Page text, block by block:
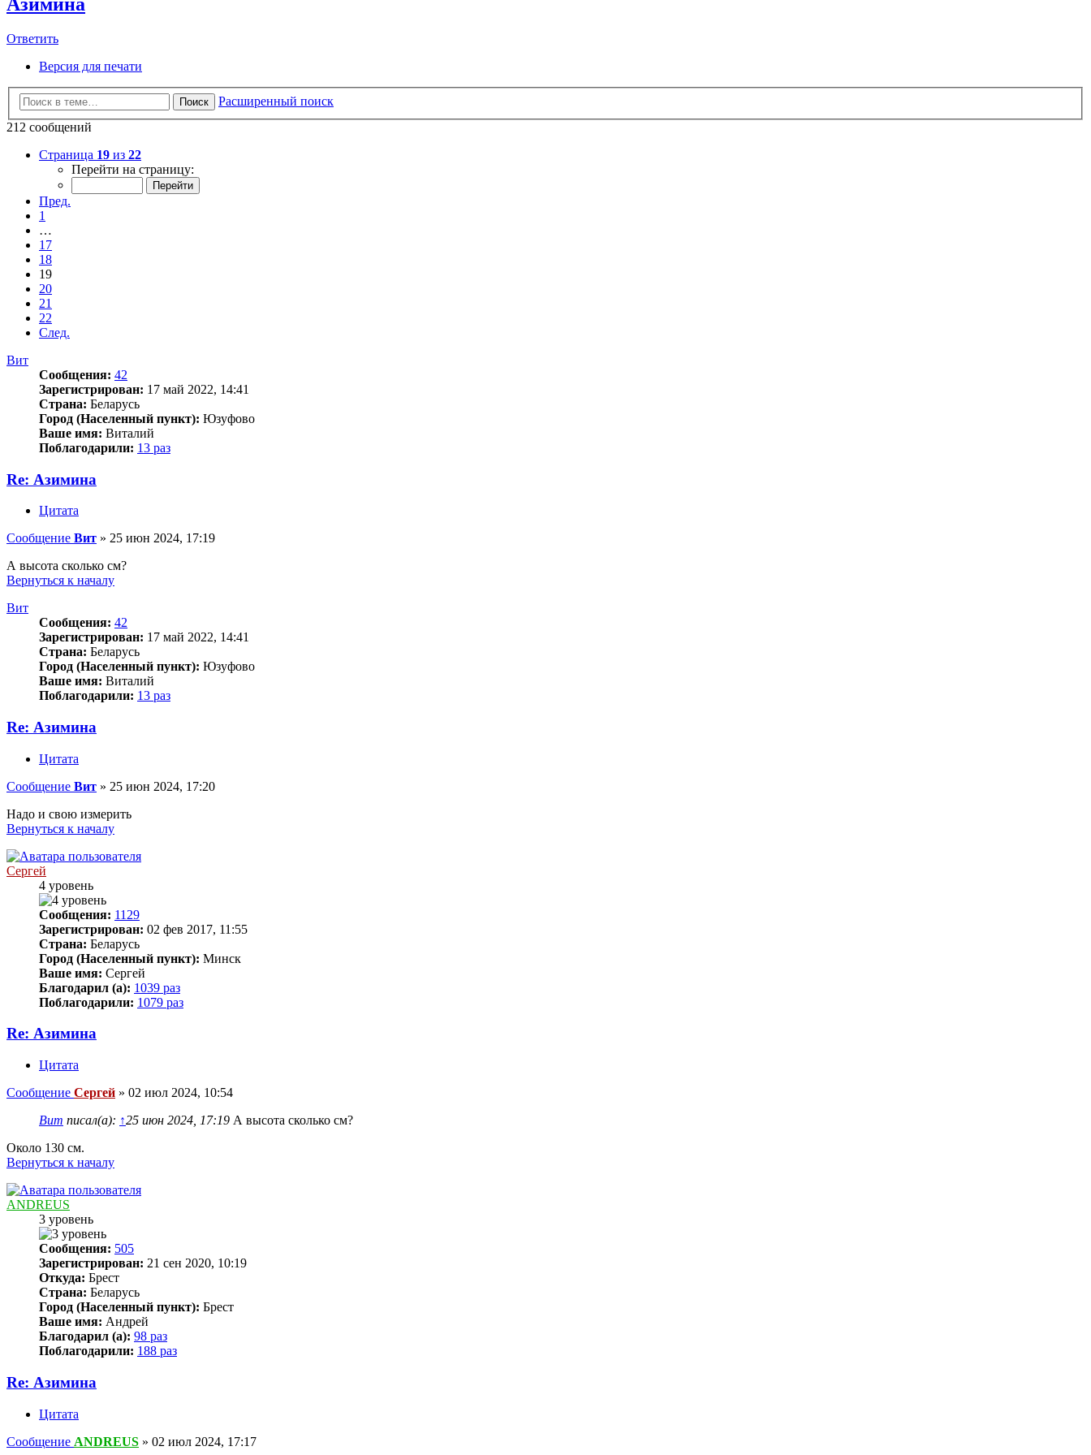
Азимина
Ответить
Версия для печати
Поиск
Расширенный поиск
212 сообщений
Страница 19 из 22
Перейти на страницу:
Пред.
1
…
17
18
19
20
21
22
След.
Вит
Сообщения: 42
Зарегистрирован: 17 май 2022, 14:41
Страна: Беларусь
Город (Населенный пункт): Юзуфово
Ваше имя: Виталий
Поблагодарили: 13 раз
Re: Азимина
Цитата
Сообщение Вит » 25 июн 2024, 17:19
А высота сколько см?
Вернуться к началу
Вит
Сообщения: 42
Зарегистрирован: 17 май 2022, 14:41
Страна: Беларусь
Город (Населенный пункт): Юзуфово
Ваше имя: Виталий
Поблагодарили: 13 раз
Re: Азимина
Цитата
Сообщение Вит » 25 июн 2024, 17:20
Надо и свою измерить
Вернуться к началу
Сергей
4 уровень
Сообщения: 1129
Зарегистрирован: 02 фев 2017, 11:55
Страна: Беларусь
Город (Населенный пункт): Минск
Ваше имя: Сергей
Благодарил (а): 1039 раз
Поблагодарили: 1079 раз
Re: Азимина
Цитата
Сообщение Сергей » 02 июл 2024, 10:54
Вит писал(а): ↑25 июн 2024, 17:19 А высота сколько см?
Около 130 см.
Вернуться к началу
ANDREUS
3 уровень
Сообщения: 505
Зарегистрирован: 21 сен 2020, 10:19
Откуда: Брест
Страна: Беларусь
Город (Населенный пункт): Брест
Ваше имя: Андрей
Благодарил (а): 98 раз
Поблагодарили: 188 раз
Re: Азимина
Цитата
Сообщение ANDREUS » 02 июл 2024, 17:17